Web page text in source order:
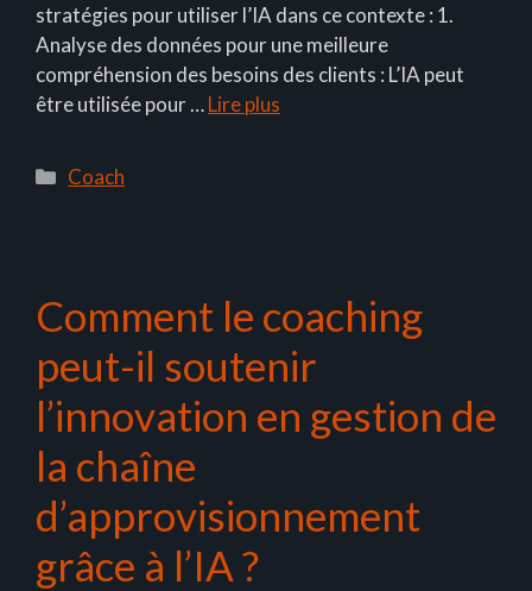
stratégies pour utiliser l’IA dans ce contexte : 1.
Analyse des données pour une meilleure
compréhension des besoins des clients : L’IA peut
être utilisée pour …Lire plus
Catégories
Coach
Comment le coaching
peut-il soutenir
l’innovation en gestion de
la chaîne
d’approvisionnement
grâce à l’IA ?